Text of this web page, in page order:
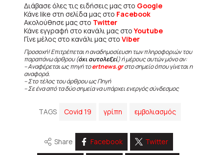
Διάβασε όλες τις ειδήσεις μας στο Google
Κάνε like στη σελίδα μας στο Facebook
Ακολούθησε μας στο Twitter
Κάνε εγγραφή στο κανάλι μας στοYoutube
Γίνε μέλος στο κανάλι μας στο Viber
Προσοχή! Επιτρέπεται η αναδημοσίευση των πληροφοριών του
παραπάνω άρθρου (όχι αυτολεξεί) ή μέρους αυτών μόνο αν:
– Αναφέρεται ως πηγή τοertnews.grστο σημείο όπου γίνεται η
αναφορά.
– Στο τέλος του άρθρου ως Πηγή
– Σε ένα από τα δύο σημεία να υπάρχει ενεργός σύνδεσμος
TAGS Covid 19 γρίπη εμβολιασμός
Share Facebook Twitter